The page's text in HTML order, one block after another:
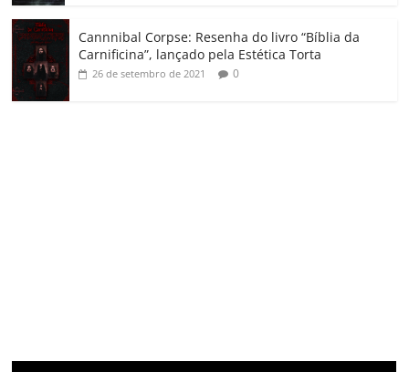
Cannnibal Corpse: Resenha do livro “Bíblia da
Carnificina”, lançado pela Estética Torta
26 de setembro de 2021 0